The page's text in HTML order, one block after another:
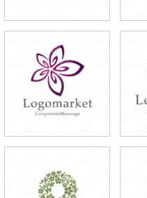
49,800円
(税込54,780円)
49,800円
(税込54,780円)